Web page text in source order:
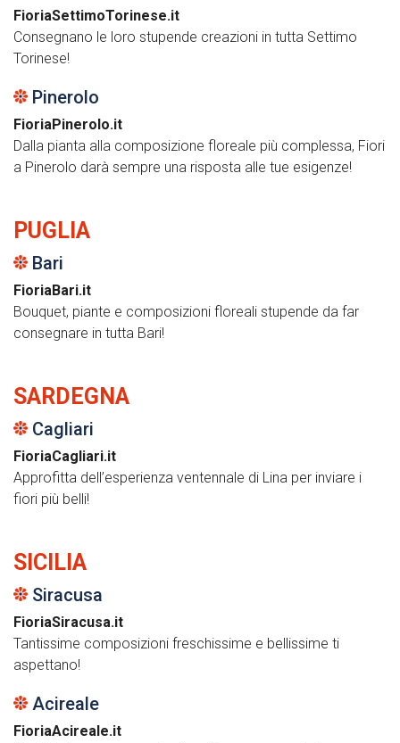
FioriaSettimoTorinese.it
Consegnano le loro stupende creazioni in tutta Settimo
Torinese!
Pinerolo
FioriaPinerolo.it
Dalla pianta alla composizione floreale più complessa, Fiori
a Pinerolo darà sempre una risposta alle tue esigenze!
PUGLIA
Bari
FioriaBari.it
Bouquet, piante e composizioni floreali stupende da far
consegnare in tutta Bari!
SARDEGNA
Cagliari
FioriaCagliari.it
Approfitta dell’esperienza ventennale di Lina per inviare i
fiori più belli!
SICILIA
Siracusa
FioriaSiracusa.it
Tantissime composizioni freschissime e bellissime ti
aspettano!
Acireale
FioriaAcireale.it